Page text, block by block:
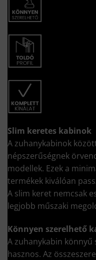
Slim keretes kabinok
A zuhanykabinok
népszerűségnek
modellek. Ezek a
termékek kiválóan
A slim keret nemcsak
legjobb műszaki
Könnyen szerelhető
A zuhanykabin
hasznos. Az